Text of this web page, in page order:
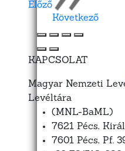
Előző
Következő
KAPCSOLAT
Magyar Nemzeti
Levéltára
(MNL-BaML)
7621 Pécs,
7601 Pécs, Pf.